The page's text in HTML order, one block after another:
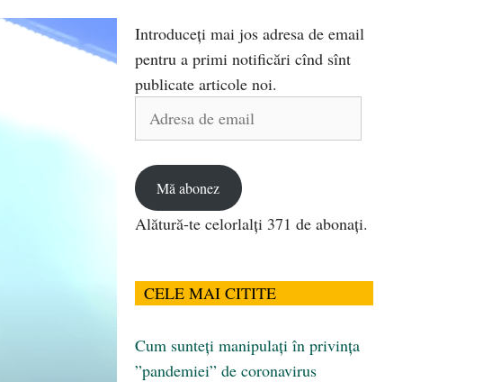
Introduceți mai jos adresa de email
pentru a primi notificări cînd sînt
publicate articole noi.
Adresa
Mă abonez
Alătură-te celorlalți 371 de abonați.
CELE MAI CITITE
Cum sunteți manipulați în privința
”pandemiei” de coronavirus